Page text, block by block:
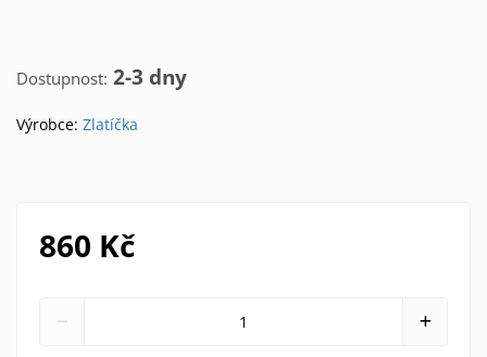
Dostupnost: 2-3 dny
Výrobce: Zlatíčka
860 Kč